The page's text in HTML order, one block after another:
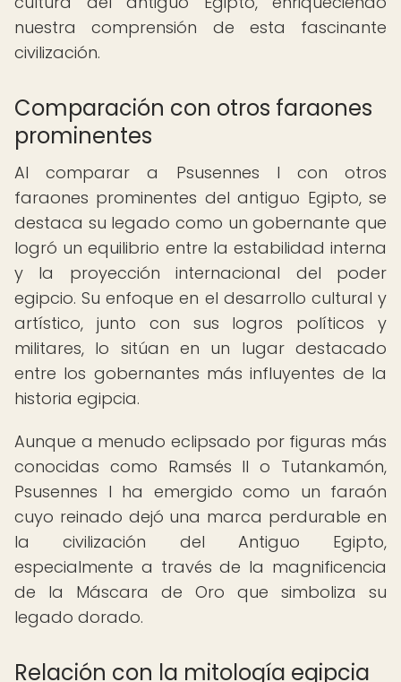
nuestra comprensión de esta fascinante
civilización.
Comparación con otros faraones
prominentes
Al comparar a Psusennes I con otros
faraones prominentes del antiguo Egipto, se
destaca su legado como un gobernante que
logró un equilibrio entre la estabilidad interna
y la proyección internacional del poder
egipcio. Su enfoque en el desarrollo cultural y
artístico, junto con sus logros políticos y
militares, lo sitúan en un lugar destacado
entre los gobernantes más influyentes de la
historia egipcia.
Aunque a menudo eclipsado por figuras más
conocidas como Ramsés II o Tutankamón,
Psusennes I ha emergido como un faraón
cuyo reinado dejó una marca perdurable en
la civilización del Antiguo Egipto,
especialmente a través de la magnificencia
de la Máscara de Oro que simboliza su
legado dorado.
Relación con la mitología egipcia